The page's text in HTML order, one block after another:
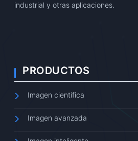
industrial y otras aplicaciones.
PRODUCTOS
Imagen científica
Imagen avanzada